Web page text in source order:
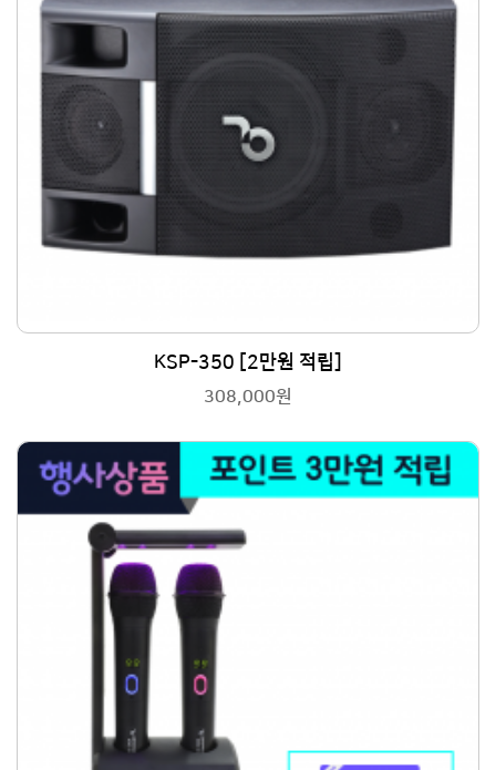
KSP-350 [2만원 적립]
308,000원